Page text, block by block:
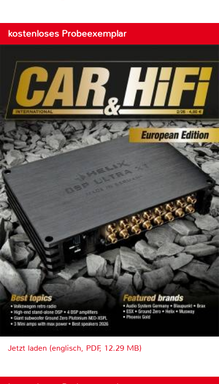
kostenloses Probeexemplar
Jetzt laden (englisch, PDF, 12.29 MB)